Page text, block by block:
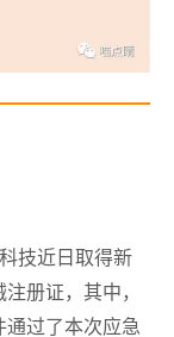
技近日取得新
册证，其中，
过了本次应急